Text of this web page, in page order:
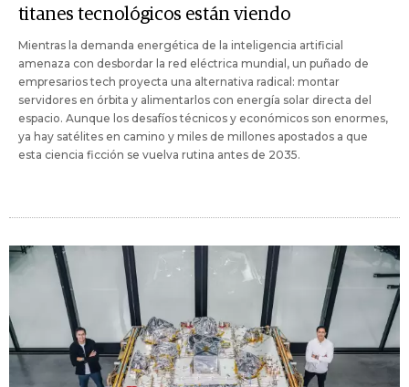
titanes tecnológicos están viendo
Mientras la demanda energética de la inteligencia artificial
amenaza con desbordar la red eléctrica mundial, un puñado de
empresarios tech proyecta una alternativa radical: montar
servidores en órbita y alimentarlos con energía solar directa del
espacio. Aunque los desafíos técnicos y económicos son enormes,
ya hay satélites en camino y miles de millones apostados a que
esta ciencia ficción se vuelva rutina antes de 2035.